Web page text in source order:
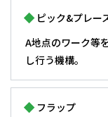
ピック&プレー
A地点のワーク等
し行う機構。
フラップ